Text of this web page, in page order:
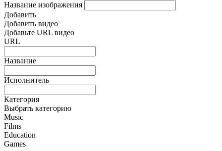
Название изображения
Добавить
Добавить видео
Добавьте URL видео
URL
Название
Исполнитель
Категория
Выбрать категорию
Music
Films
Education
Games